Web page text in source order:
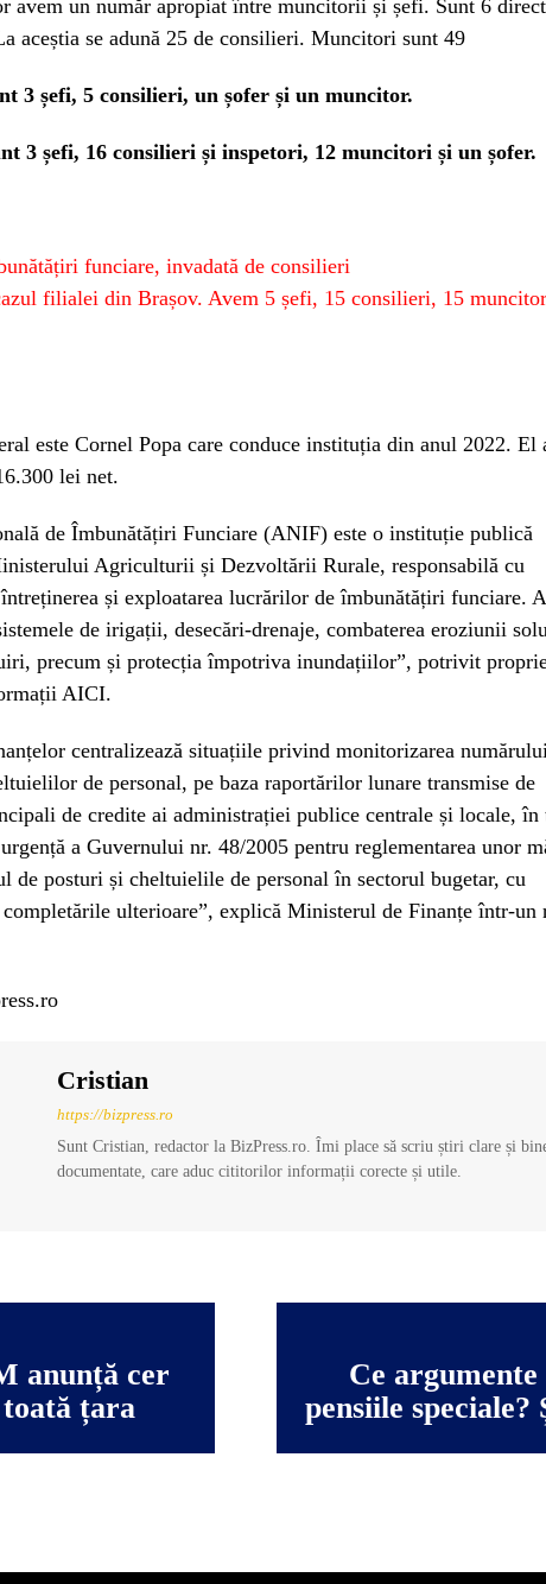
avem un număr apropiat între muncitorii și șefi. Sunt 6
aceștia se adună 25 de consilieri. Muncitori sunt 49
3 șefi, 5 consilieri, un șofer și un muncitor.
3 șefi, 16 consilieri și inspetori, 12 muncitori și un șofer.
funciare, invadată de consilieri
filialei din Brașov. Avem 5 șefi, 15 consilieri, 15
este Cornel Popa care conduce instituția din anul 2022. El
lei net.
de Îmbunătățiri Funciare (ANIF) este o instituție publică
Agriculturii și Dezvoltării Rurale, responsabilă cu
și exploatarea lucrărilor de îmbunătățiri funciare.
de irigații, desecări-drenaje, combaterea eroziunii
precum și protecția împotriva inundațiilor”, potrivit
AICI.
centralizează situațiile privind monitorizarea
de personal, pe baza raportărilor lunare transmise de
de credite ai administrației publice centrale și locale, în
a Guvernului nr. 48/2005 pentru reglementarea unor
de posturi și cheltuielile de personal în sectorul bugetar, cu
ulterioare”, explică Ministerul de Finanțe într-un
Cristian
https://bizpress.ro
Sunt Cristian, redactor la BizPress.ro. Îmi place să scriu știri clare și
documentate, care aduc cititorilor informații corecte și utile.
anunță cer
țara
Ce
pensiile speciale?